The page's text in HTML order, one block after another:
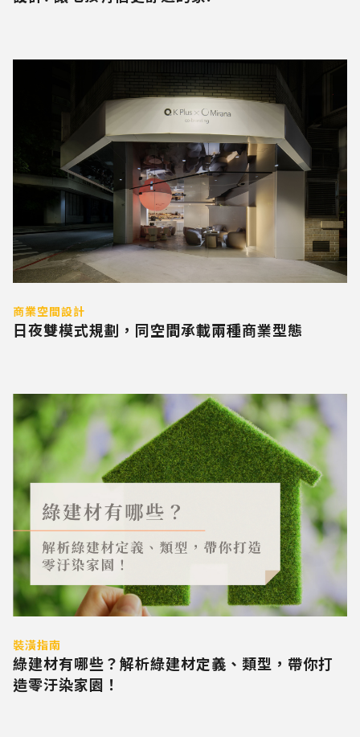
商業空間設計
日夜雙模式規劃，同空間承載兩種商業型態
裝潢指南
綠建材有哪些？解析綠建材定義、類型，帶你打
造零汙染家園！